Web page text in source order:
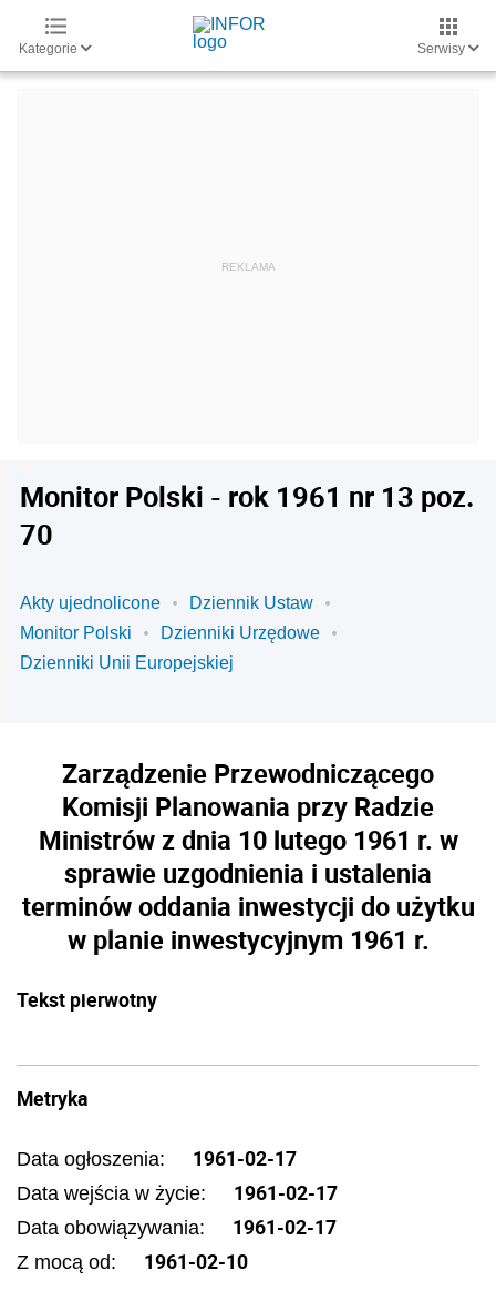
Kategorie Serwisy
Monitor Polski - rok 1961 nr 13 poz.
70
Akty ujednolicone
Dziennik Ustaw
Monitor Polski
Dzienniki Urzędowe
Dzienniki Unii Europejskiej
Zarządzenie Przewodniczącego
Komisji Planowania przy Radzie
Ministrów z dnia 10 lutego 1961 r. w
sprawie uzgodnienia i ustalenia
terminów oddania inwestycji do użytku
w planie inwestycyjnym 1961 r.
Tekst pierwotny
Metryka
Data ogłoszenia: 1961-02-17
Data wejścia w życie: 1961-02-17
Data obowiązywania: 1961-02-17
Z mocą od: 1961-02-10